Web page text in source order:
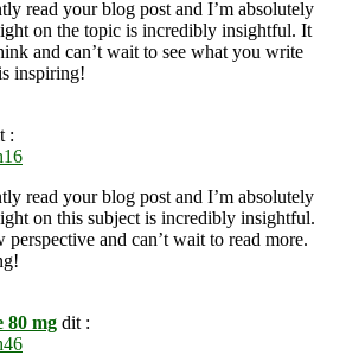
read your blog post and I’m absolutely
on the topic is incredibly insightful. It
and can’t wait to see what you write
inspiring!
:
read your blog post and I’m absolutely
on this subject is incredibly insightful.
perspective and can’t wait to read more.
80 mg dit :